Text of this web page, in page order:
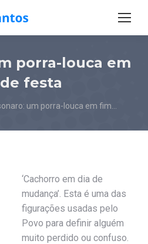
porra-louca em
festa
um porra-louca em fim…
‘Cachorro em dia de
mudança’. Esta é uma das
figurações usadas pelo
Povo para definir alguém
muito perdido ou confuso.